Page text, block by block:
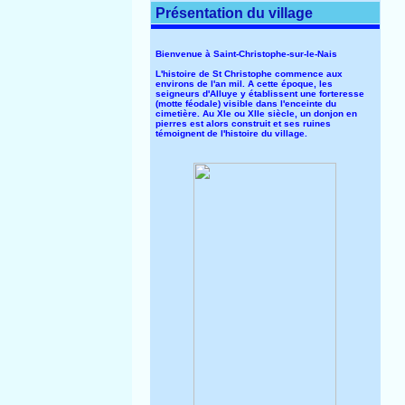
Présentation du village
Bienvenue à Saint-Christophe-sur-le-Nais
L'histoire de St Christophe commence aux
environs de l'an mil. A cette époque, les
seigneurs d'Alluye y établissent une forteresse
(motte féodale) visible dans l'enceinte du
cimetière. Au XIe ou XIIe siècle, un donjon en
pierres est alors construit et ses ruines
témoignent de l'histoire du village.